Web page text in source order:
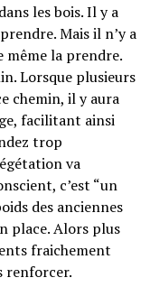
les bois. Il y a
Mais il n’y a
même la prendre.
Lorsque plusieurs
chemin, il y aura
facilitant ainsi
trop
va
c’est “un
des anciennes
place. Alors plus
fraichement
renforcer.